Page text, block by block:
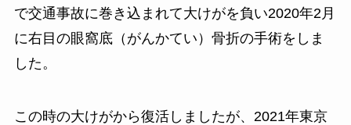
で交通事故に巻き込まれて大けがを負い2020年2月
に右目の眼窩底（がんかてい）骨折の手術をしま
した。
この時の大けがから復活しましたが、2021年東京